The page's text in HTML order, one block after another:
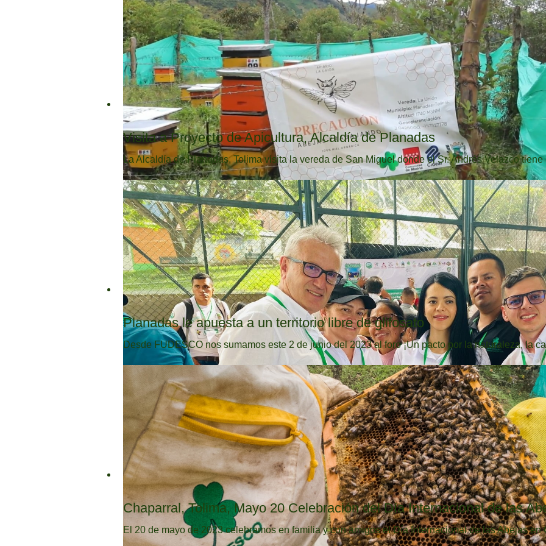
Visita a Proyecto de Apicultura, Alcaldía de Planadas
La Alcaldía de Planadas, Tolima visita la vereda de San Miguel donde el Sr. Andrés Velazco tiene
Planadas le apuesta a un territorio libre de glifosato
Desde FUDESCO nos sumamos este 2 de junio del 2023 al foro ¡Un pacto por la naturaleza, la
Chaparral, Tolima, Mayo 20 Celebración del Día Internacional de las
El 20 de mayo de 2023 celebramos en familia y con amigos el Día Internacional de las Abejas en